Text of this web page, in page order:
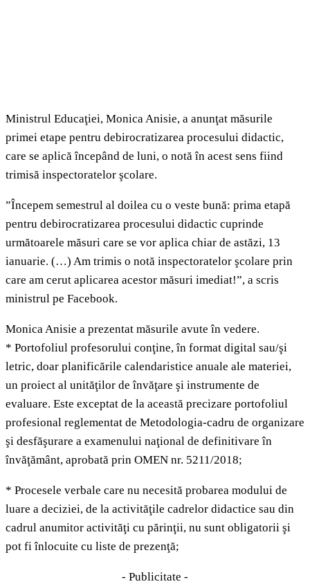
Ministrul Educaţiei, Monica Anisie, a anunţat măsurile
primei etape pentru debirocratizarea procesului didactic,
care se aplică începând de luni, o notă în acest sens fiind
trimisă inspectoratelor şcolare.
”Începem semestrul al doilea cu o veste bună: prima etapă
pentru debirocratizarea procesului didactic cuprinde
următoarele măsuri care se vor aplica chiar de astăzi, 13
ianuarie. (…) Am trimis o notă inspectoratelor şcolare prin
care am cerut aplicarea acestor măsuri imediat!”, a scris
ministrul pe Facebook.
Monica Anisie a prezentat măsurile avute în vedere.
* Portofoliul profesorului conţine, în format digital sau/şi
letric, doar planificările calendaristice anuale ale materiei,
un proiect al unităţilor de învăţare şi instrumente de
evaluare. Este exceptat de la această precizare portofoliul
profesional reglementat de Metodologia-cadru de organizare
şi desfăşurare a examenului naţional de definitivare în
învăţământ, aprobată prin OMEN nr. 5211/2018;
* Procesele verbale care nu necesită probarea modului de
luare a deciziei, de la activităţile cadrelor didactice sau din
cadrul anumitor activităţi cu părinţii, nu sunt obligatorii şi
pot fi înlocuite cu liste de prezenţă;
- Publicitate -